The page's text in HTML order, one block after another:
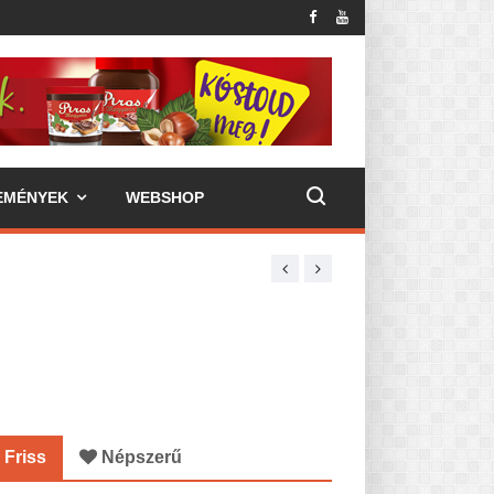
WEBSHOP
Friss Népszerű